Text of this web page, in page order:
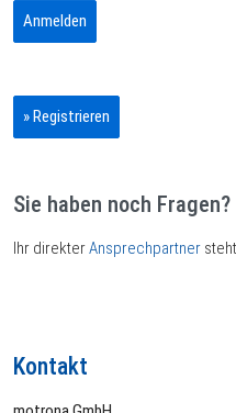
» Registrieren
Sie haben noch Fragen?
Ihr direkterAnsprechpartner
Kontakt